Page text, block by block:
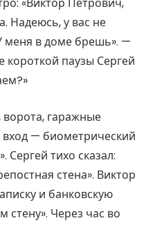
«Виктор Петрович,
Надеюсь, у вас не
меня в доме брешь». —
короткой паузы Сергей
гаражные
— биометрический
Сергей тихо сказал:
стена». Виктор
и банковскую
стену». Через час во